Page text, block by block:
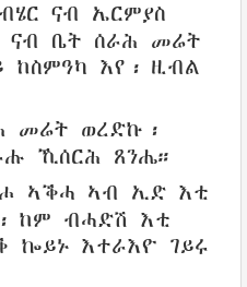
ናብ ኤርምያስ
ናብ ቤት ሰራሕ መሬት
ከስምዓካ እየ፡ ዚብል
መሬት ወረድኩ ፡
ኺሰርሕ ጸንሔ።
ኣቕሓ ኣብ ኢድ እቲ
ከም ብሓድሽ እቲ
ኰይኑ እተራእዮ ገይሩ